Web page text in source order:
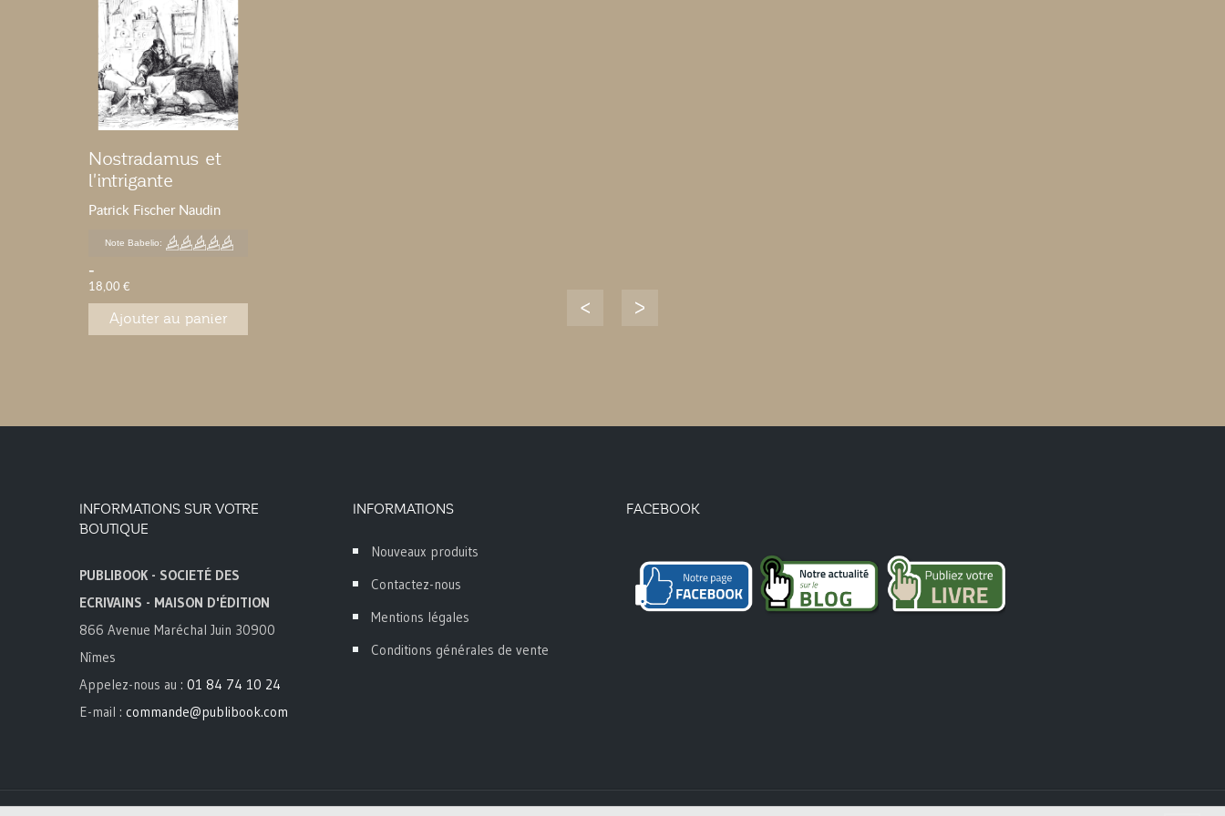
Nostradamus et
l'intrigante
prophétie d'Orval
Patrick Fischer Naudin
Note Babelio:
-
18,00 €
Ajouter au panier
INFORMATIONS SUR VOTRE
BOUTIQUE
PUBLIBOOK - SOCIETÉ DES
ECRIVAINS - MAISON D'ÉDITION
866 Avenue Maréchal Juin 30900
Nîmes
Appelez-nous au : 01 84 74 10 24
E-mail : commande@publibook.com
INFORMATIONS
Nouveaux produits
Contactez-nous
Mentions légales
Conditions générales de vente
FACEBOOK